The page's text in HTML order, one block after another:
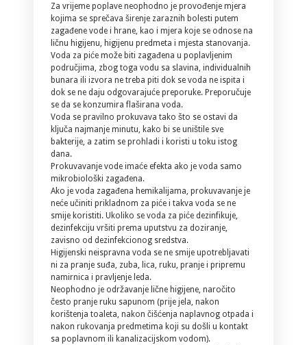
Za vrijeme poplave neophodno je provođenje mjera
kojima se sprečava širenje zaraznih bolesti putem
zagađene vode i hrane, kao i mjera koje se odnose na
ličnu higijenu, higijenu predmeta i mjesta stanovanja.
Voda za piće može biti zagađena u poplavljenim
područjima, zbog toga vodu sa slavina, individualnih
bunara ili izvora ne treba piti dok se voda ne ispita i
dok se ne daju odgovarajuće preporuke. Preporučuje
se da se konzumira flaširana voda.
Voda se pravilno prokuvava tako što se ostavi da
ključa najmanje minutu, kako bi se uništile sve
bakterije, a zatim se prohladi i koristi u toku istog
dana.
Prokuvavanje vode imaće efekta ako je voda samo
mikrobiološki zagađena.
Ako je voda zagađena hemikalijama, prokuvavanje je
neće učiniti prikladnom za piće i takva voda se ne
smije koristiti. Ukoliko se voda za piće dezinfikuje,
dezinfekciju vršiti prema uputstvu za doziranje,
zavisno od dezinfekcionog sredstva.
Higijenski neispravna voda se ne smije upotrebljavati
ni za pranje suđa, zuba, lica, ruku, pranje i pripremu
namirnica i pravljenje leda.
Neophodno je održavanje lične higijene, naročito
često pranje ruku sapunom (prije jela, nakon
korištenja toaleta, nakon čišćenja naplavnog otpada i
nakon rukovanja predmetima koji su došli u kontakt
sa poplavnom ili kanalizacijskom vodom).